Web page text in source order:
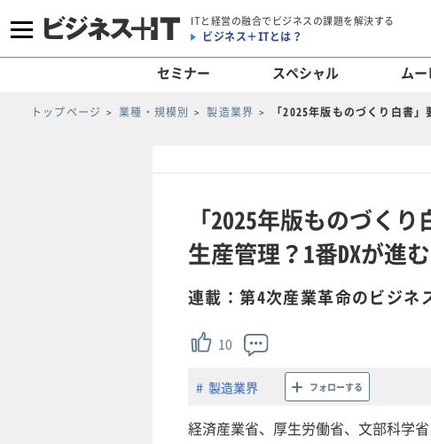
ITと経営の融合でビジネスの課題を解決する
ビジネス＋ITとは？
セミナー スペシャル ム
トップページ 業種・規模別 製造業界 「2025年版ものづくり白書
「2025年版ものづく
生産管理？1番DXが進
連載：第4次産業革命のビジネ
10
製造業界 フォローする
経済産業省、厚生労働省、文部科学